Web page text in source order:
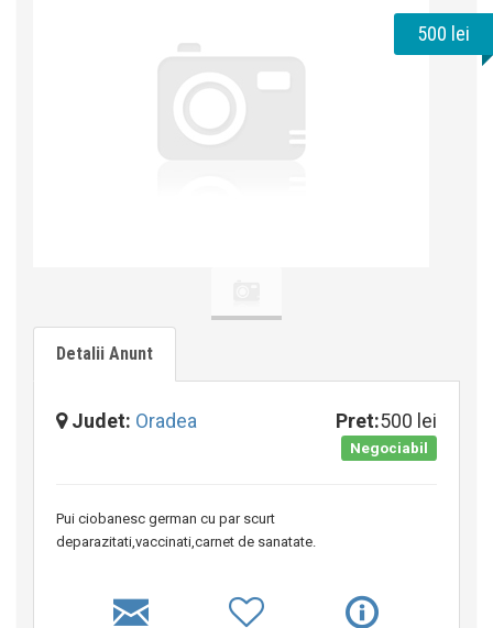
500 lei
Detalii Anunt
Judet: Oradea Pret:500 lei
Negociabil
Pui ciobanesc german cu par scurt
deparazitati,vaccinati,carnet de sanatate.